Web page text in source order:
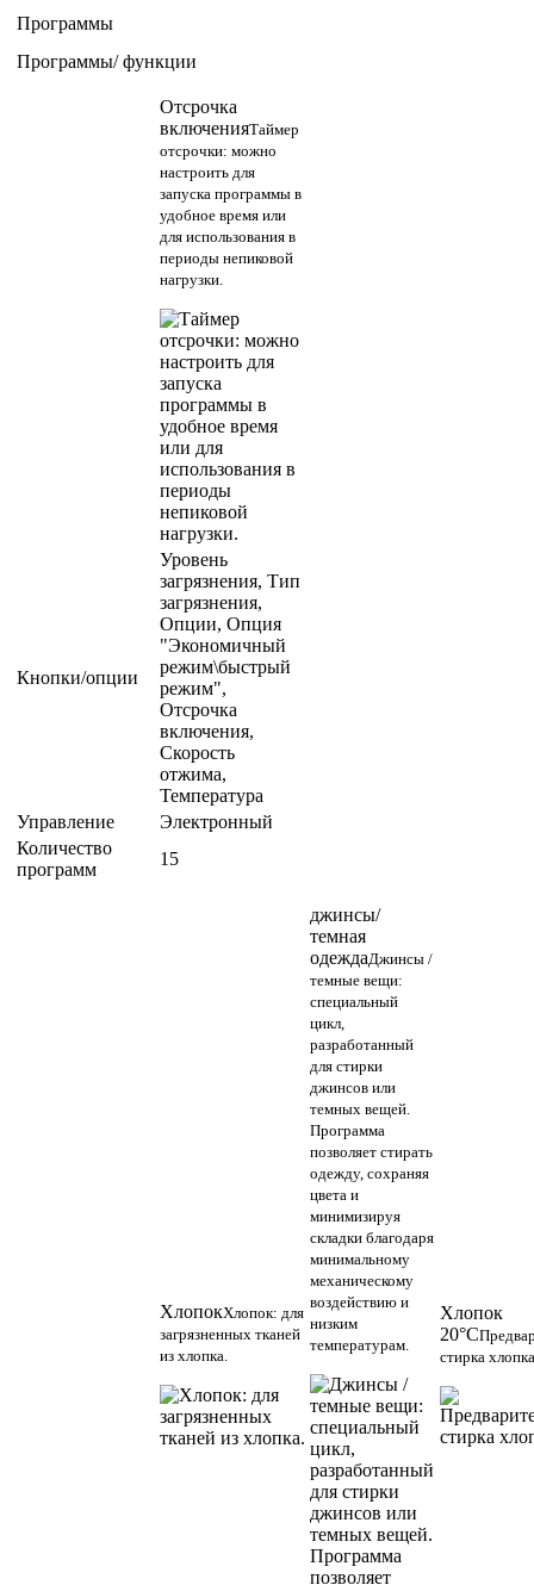
Программы
Программы/ функции
Отсрочка
включенияТаймер
отсрочки: можно
настроить для
запуска программы в
удобное время или
для использования в
периоды непиковой
нагрузки.
Кнопки/опции
Уровень
загрязнения, Тип
загрязнения,
Опции, Опция
"Экономичный
режим\быстрый
режим",
Отсрочка
включения,
Скорость
отжима,
Температура
Управление
Электронный
Количество
программ
15
ХлопокХлопок: для
загрязненных тканей
из хлопка.
джинсы/
темная
одеждаДжинсы /
темные вещи:
специальный
цикл,
разработанный
для стирки
джинсов или
темных вещей.
Программа
позволяет стирать
одежду, сохраняя
цвета и
минимизируя
складки благодаря
минимальному
механическому
воздействию и
низким
температурам.
Хлопок
20°С
стирка хлопка